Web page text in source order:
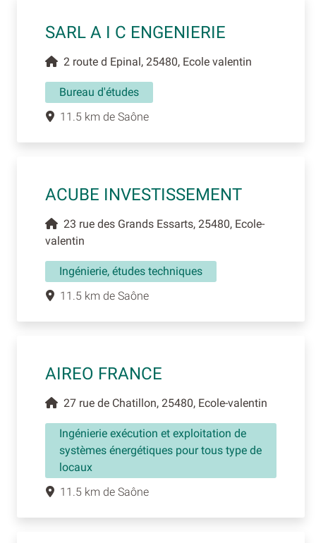
SARL A I C ENGENIERIE
2 route d Epinal, 25480, Ecole valentin
Bureau d'études
11.5 km de Saône
ACUBE INVESTISSEMENT
23 rue des Grands Essarts, 25480, Ecole-
valentin
Ingénierie, études techniques
11.5 km de Saône
AIREO FRANCE
27 rue de Chatillon, 25480, Ecole-valentin
Ingénierie exécution et exploitation de
systèmes énergétiques pour tous type de
locaux
11.5 km de Saône